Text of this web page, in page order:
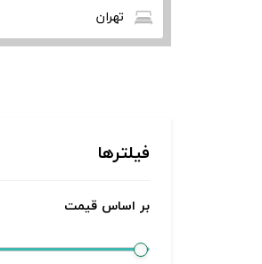
تهران
فیلترها
بر اساس قیمت